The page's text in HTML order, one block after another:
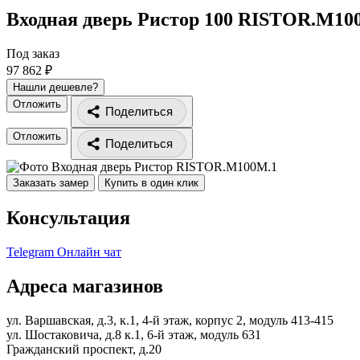
Входная дверь Ристор 100
Под заказ
97 862 ₽
Нашли дешевле?
Отложить
Поделиться
Отложить
Поделиться
Заказать замер Купить в один клик
Консультация
Telegram Онлайн чат
Адреса магазинов
ул. Варшавская, д.3, к.1, 4-й этаж, корпус 2, модуль 413-415
ул. Шостаковича, д.8 к.1, 6-й этаж, модуль 631
Гражданский проспект, д.20